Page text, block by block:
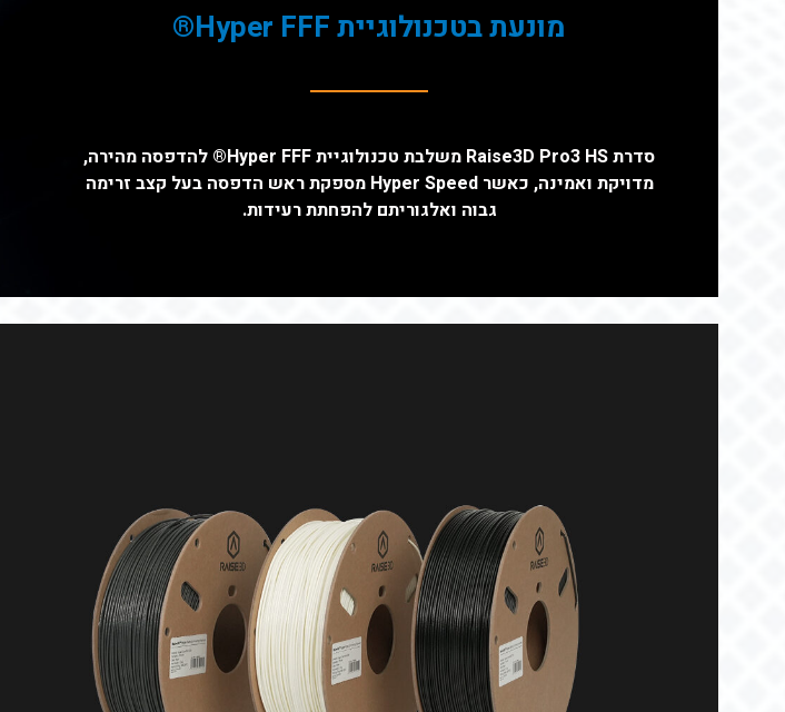
מונעת בטכנולוגיית Hyper FFF®
סדרת Raise3D Pro3 HS משלבת טכנולוגיית Hyper FFF® להדפסה מהירה,
מדויקת ואמינה, כאשר Hyper Speed מספקת ראש הדפסה בעל קצב זרימה
גבוה ואלגוריתם להפחתת רעידות.